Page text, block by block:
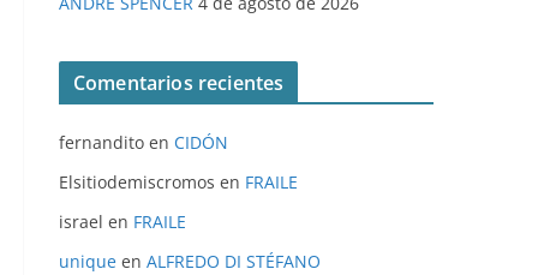
Comentarios recientes
fernandito en CIDÓN
Elsitiodemiscromos en FRAILE
israel en FRAILE
unique en ALFREDO DI STÉFANO